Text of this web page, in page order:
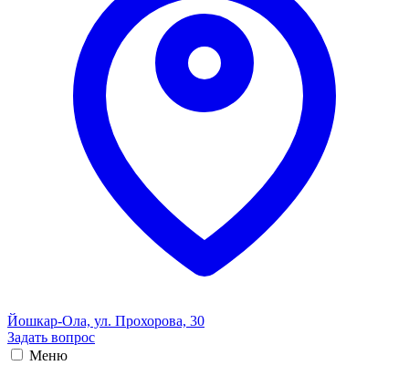
Йошкар-Ола, ул. Прохорова, 30
Задать вопрос
Меню